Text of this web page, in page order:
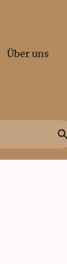
Über uns